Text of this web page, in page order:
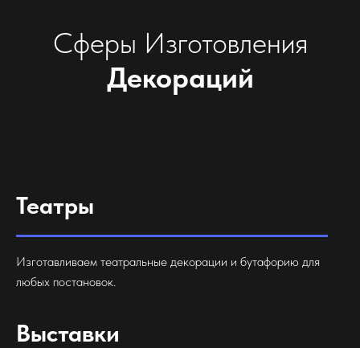
Сферы Изготовления
Декораций
Театры
Изготавливаем театральные декорации и бутафорию для
любых постановок.
Выставки